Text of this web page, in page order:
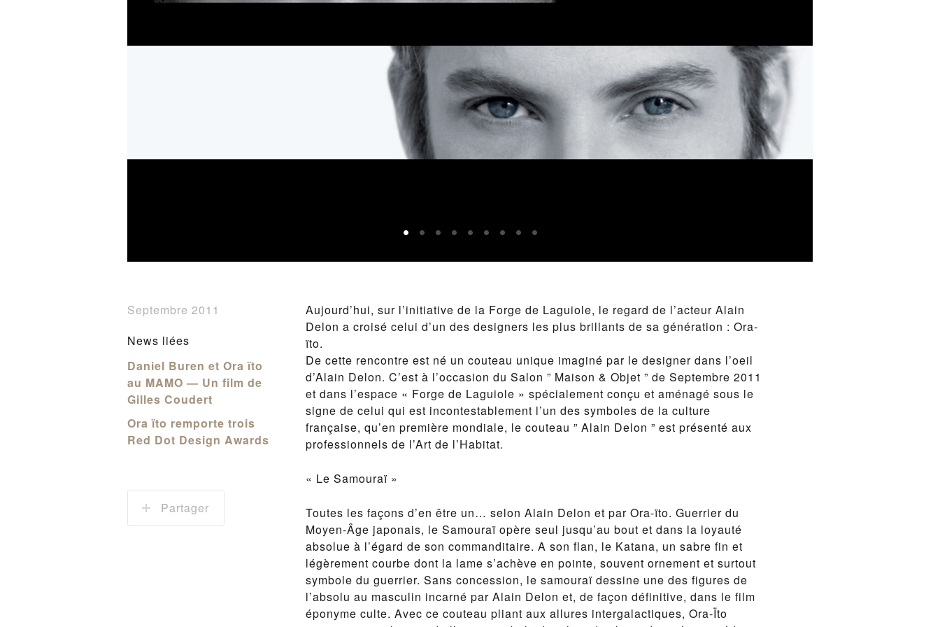
Aujourd’hui, sur l’initiative de la Forge de Laguiole, le regard de l’acteur Alain
Delon a croisé celui d’un des designers les plus brillants de sa génération : Ora-
ïto.
De cette rencontre est né un couteau unique imaginé par le designer dans l’oeil
d’Alain Delon. C’est à l’occasion du Salon ” Maison & Objet ” de Septembre 2011
et dans l’espace « Forge de Laguiole » spécialement conçu et aménagé sous le
signe de celui qui est incontestablement l’un des symboles de la culture
française, qu’en première mondiale, le couteau ” Alain Delon ” est présenté aux
professionnels de l’Art de l’Habitat.
« Le Samouraï »
Toutes les façons d’en être un… selon Alain Delon et par Ora-ïto. Guerrier du
Moyen-Âge japonais, le Samouraï opère seul jusqu’au bout et dans la loyauté
absolue à l’égard de son commanditaire. A son flan, le Katana, un sabre fin et
légèrement courbe dont la lame s’achève en pointe, souvent ornement et surtout
symbole du guerrier. Sans concession, le samouraï dessine une des figures de
l’absolu au masculin incarné par Alain Delon et, de façon définitive, dans le film
éponyme culte. Avec ce couteau pliant aux allures intergalactiques, Ora-Ïto
Septembre 2011
News liées
Daniel Buren et Ora ïto
au MAMO — Un film de
Gilles Coudert
Ora ïto remporte trois
Red Dot Design Awards
Partager